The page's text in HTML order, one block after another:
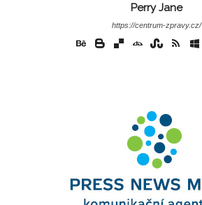
Perry Jane
https://centrum-zpravy.cz/